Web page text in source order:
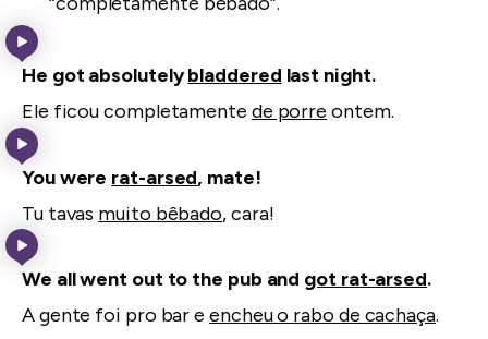
He got absolutelybladdered last night.
Ele ficou completamente de porre ontem.
You were rat-arsed, mate!
Tu tavas muito bêbado, cara!
We all went out to the pub and got rat-arsed.
A gente foi pro bar eencheu o rabo de cachaça.